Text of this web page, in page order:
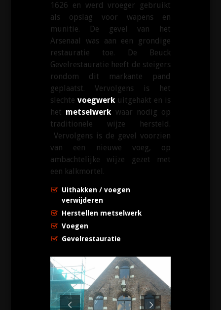
1626 en werd vroeger gebruikt
als opslag voor wapens en
munitie. De gevel van het
Arsenaal was aan een grondige
restauratie toe. De Beuck
Gevelrestauratie heeft de steigers
rondom dit markante pand
geplaatst. Vervolgens is het
slechte voegwerkuitgehakt en is
het metselwerk waar nodig op
traditionele wijze hersteld.
Vervolgens is de gevel voorzien
van een nieuwe voeg, op
ambachtelijke wijze gezet met
een kalkmortel.
Uithakken / voegen
verwijderen
Herstellen metselwerk
Voegen
Gevelrestauratie